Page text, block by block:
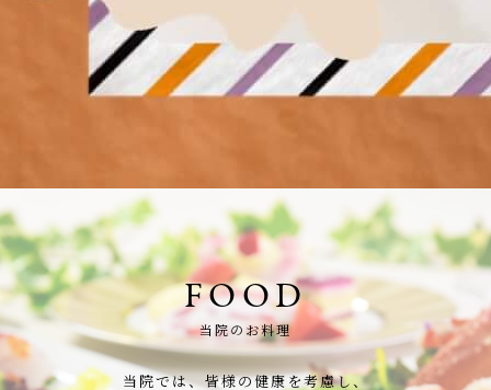
FOOD
当院のお料理
当院では、皆様の健康を考慮し、